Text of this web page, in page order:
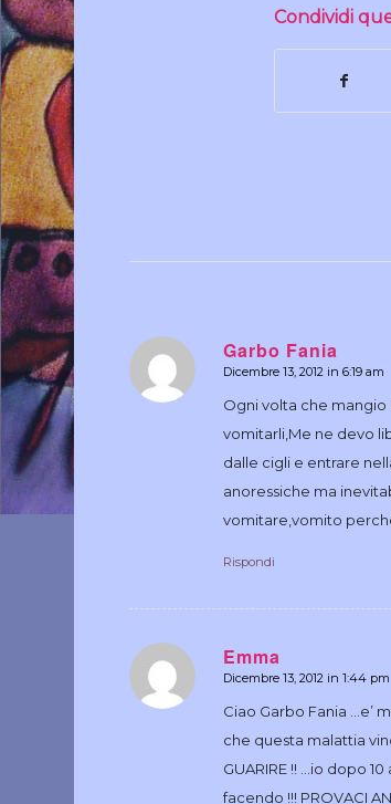
Condividi
Garbo Fania
dice:
Dicembre 13, 2012 in 6:19 am
Ogni volta che mangio
vomitarli,Me ne devo
dalle cigli e entrare
anoressiche ma
vomitare,vomito
Rispondi
Emma
dice:
Dicembre 13, 2012 in 1:44 pm
Ciao Garbo Fania …e’
che questa malattia
GUARIRE !! …io dopo
facendo !!! PROVACI